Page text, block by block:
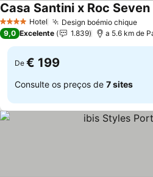
4 EstrelasHotel Design boémio chiqueVer
Casa Santini x Roc Seven
9,0 Excelente 1.839 a 5.6 km de
De € 199
Consulte os preços de 7 sites